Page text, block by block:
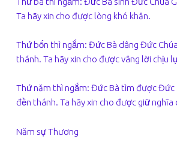
Ta hãy xin cho được lòng khó khăn.
Thứ bốn thì ngắm: Đức Bà dâng Đức
thánh. Ta hãy xin cho được vâng lời chịu
Thứ năm thì ngắm: Đức Bà tìm được Đức
đền thánh. Ta hãy xin cho được giữ nghĩa
Năm sự Thương